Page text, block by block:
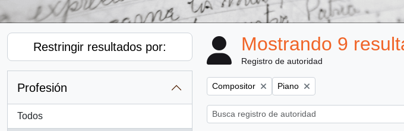
Restringir resultados por:
Profesión
Todos
Mostrando 9
Registro de autoridad
Remove filter:
Compositor Remove filter:
Piano